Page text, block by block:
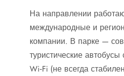
На направлении
международные и
компании. В парке —
туристические
Wi‑Fi (не всегда